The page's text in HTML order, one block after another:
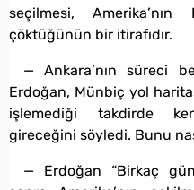
seçilmesi, Amerika’nın
çöktüğünün bir itirafıdır.
— Ankara’nın süreci
Erdoğan, Münbiç yol
işlemediği takdirde
gireceğini söyledi. Bunu
— Erdoğan “Birkaç